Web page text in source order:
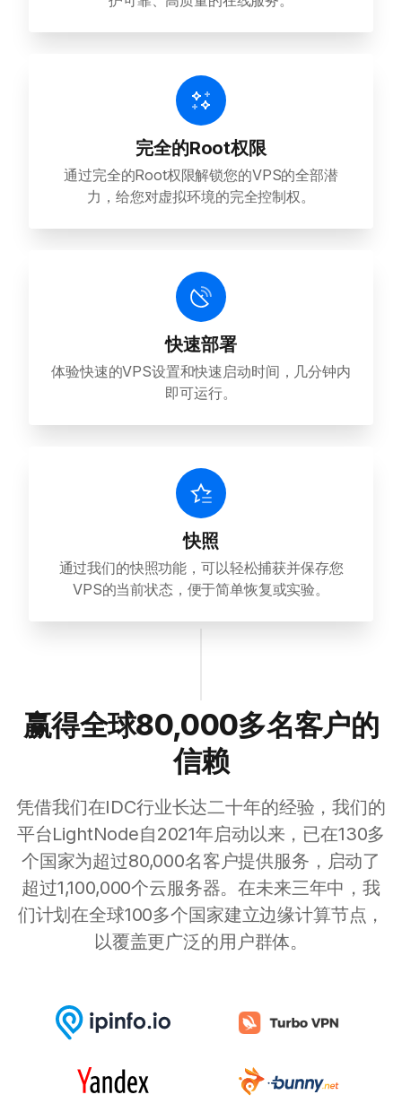
完全的Root权限
通过完全的Root权限解锁您的VPS的全部潜
力，给您对虚拟环境的完全控制权。
快速部署
体验快速的VPS设置和快速启动时间，几分钟内
即可运行。
快照
通过我们的快照功能，可以轻松捕获并保存您
VPS的当前状态，便于简单恢复或实验。
赢得全球80,000多名客户的
信赖
凭借我们在IDC行业长达二十年的经验，我们的
平台LightNode自2021年启动以来，已在130多
个国家为超过80,000名客户提供服务，启动了
超过1,100,000个云服务器。在未来三年中，我
们计划在全球100多个国家建立边缘计算节点，
以覆盖更广泛的用户群体。